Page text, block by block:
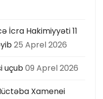
İcra Hakimiyyəti 11
25 Aprel 2026
uçub09 Aprel 2026
Xamenei